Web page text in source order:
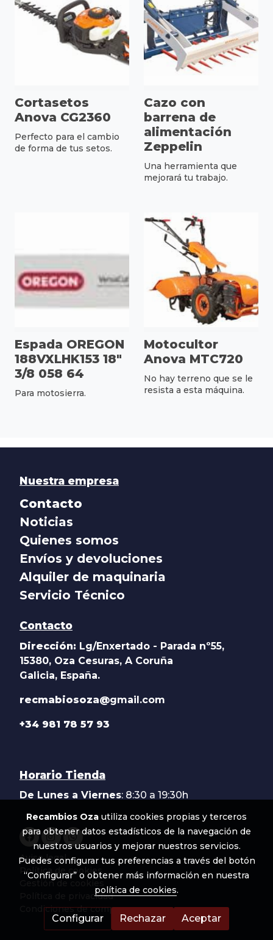
Cortasetos
Anova CG2360
Perfecto para el cambio
de forma de tus setos.
Cazo con
barrena de
alimentación
Zeppelin
Una herramienta que
mejorará tu trabajo.
Espada OREGON
188VXLHK153 18"
3/8 058 64
Para motosierra.
Motocultor
Anova MTC720
No hay terreno que se le
resista a esta máquina.
Nuestra empresa
Contacto
Noticias
Quienes somos
Envíos y devoluciones
Alquiler de maquinaria
Servicio Técnico
Contacto
Dirección: Lg/Enxertado - Parada nº55,
15380, Oza Cesuras, A Coruña
Galicia, España.
recmabiosoza@gmail.com
+34 981 78 57 93
Horario Tienda
De Lunes a Viernes: 8:30 a 19:30h
Aviso legal
Política de cookies
Gestión de cookies
Política de privacidad
Condiciones de compra
Recambios Oza utiliza cookies propias y terceros
para obtener datos estadísticos de la navegación de
nuestros usuarios y mejorar nuestros servicios.
Puedes configurar tus preferencias a través del botón
“Configurar” o obtener más información en nuestra
política de cookies.
Configurar Rechazar Aceptar